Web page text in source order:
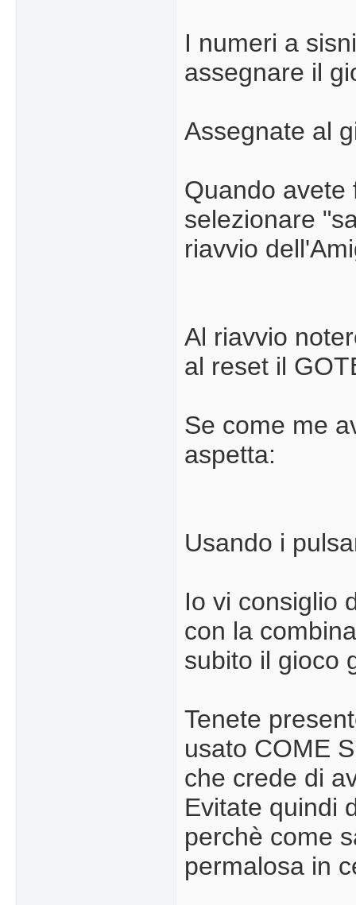
I numeri a
assegnare il
Assegnate al
Quando avete
selezionare
riavvio
Al riavvio
al reset il
Se come me
aspetta:
Usando i
Io vi consiglio
con la
subito il gioco
Tenete
usato COME
che crede di
Evitate quindi
perchè come
permalosa in